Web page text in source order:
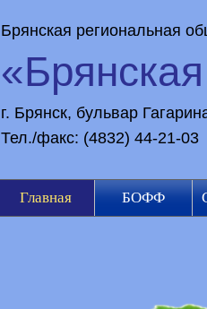
Брянская региональная
г. Брянск, бульвар
Тел./факс: (4832) 44-21-03
Главная БОФФ